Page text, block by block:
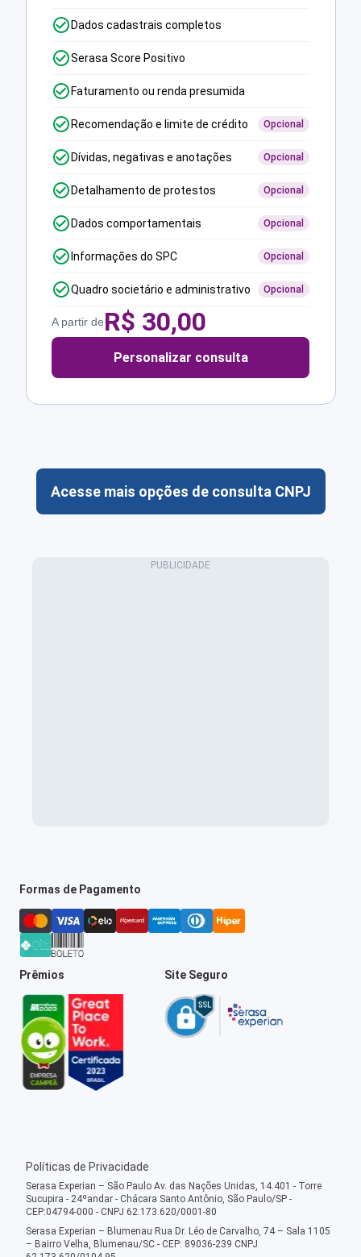
Dados cadastrais completos
Serasa Score Positivo
Faturamento ou renda presumida
Recomendação e limite de crédito Opcional
Dívidas, negativas e anotações Opcional
Detalhamento de protestos Opcional
Dados comportamentais Opcional
Informações do SPC Opcional
Quadro societário e administrativo Opcional
A partir deR$ 30,00
Personalizar consulta
Acesse mais opções de consulta CNPJ
Formas de Pagamento
Prêmios Site Seguro
Políticas de Privacidade
Serasa Experian – São Paulo Av. das Nações Unidas, 14.401 - Torre
Sucupira - 24ºandar - Chácara Santo Antônio, São Paulo/SP -
CEP:04794-000 - CNPJ 62.173.620/0001-80
Serasa Experian – Blumenau Rua Dr. Léo de Carvalho, 74 – Sala 1105
– Bairro Velha, Blumenau/SC - CEP: 89036-239 CNPJ